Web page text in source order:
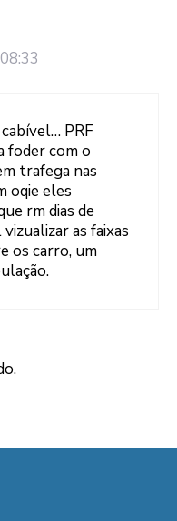
PRF
foder com o
trafega nas
oqie eles
rm dias de
as faixas
os carro, um